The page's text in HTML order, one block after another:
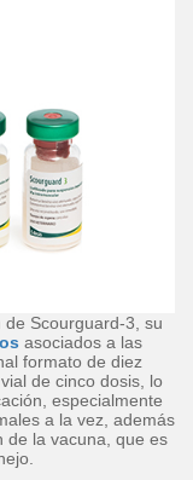
Scourguard-3, su
asociados a las
formato de diez
de cinco dosis, lo
especialmente
a la vez, además
de la vacuna, que es